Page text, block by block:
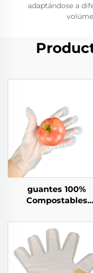
adaptándose a
guantes 100%
Compostables
Compostables
de Material PLA
almidón de maíz